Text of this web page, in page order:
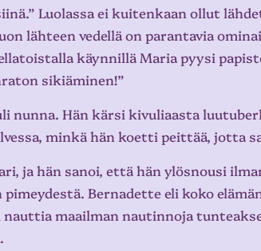
Luolassa ei kuitenkaan ollut
lähteen vedellä on parantavia
käynnillä Maria pyysi
sikiäminen!”
nunna. Hän kärsi kivuliaasta
minkä hän koetti peittää, jotta
ja hän sanoi, että hän ylösnousi
Bernadette eli koko
maailman nautinnoja